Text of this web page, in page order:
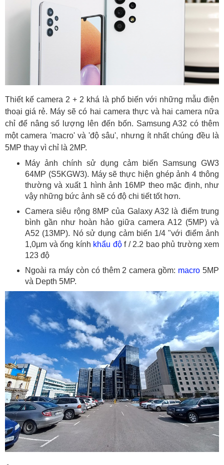
Thiết kế camera 2 + 2 khá là phổ biến với những mẫu điện
thoại giá rẻ. Máy sẽ có hai camera thực và hai camera nữa
chỉ để nâng số lượng lên đến bốn. Samsung A32 có thêm
một camera 'macro' và 'độ sâu', nhưng ít nhất chúng đều là
5MP thay vì chỉ là 2MP.
Máy ảnh chính sử dụng cảm biến Samsung GW3
64MP (S5KGW3). Máy sẽ thực hiện ghép ảnh 4 thông
thường và xuất 1 hình ảnh 16MP theo mặc định, như
vậy những bức ảnh sẽ có độ chi tiết tốt hơn.
Camera siêu rộng 8MP của Galaxy A32 là điểm trung
bình gần như hoàn hảo giữa camera A12 (5MP) và
A52 (13MP). Nó sử dụng cảm biến 1/4 "với điểm ảnh
1,0µm và ống kính khẩu độf / 2.2 bao phủ trường xem
123 độ
Ngoài ra máy còn có thêm 2 camera gồm: macro 5MP
và Depth 5MP.